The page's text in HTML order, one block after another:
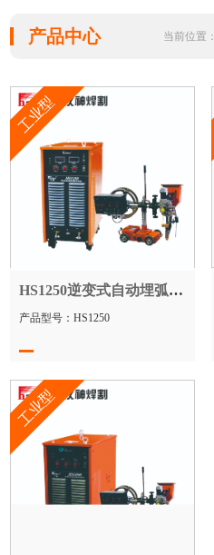
产品中心 当前位置：
HS1250逆变式自动埋弧焊机
产品型号：HS1250
工业型
工业型